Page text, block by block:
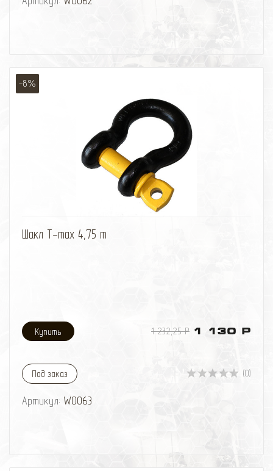
-8%
Шакл T-max 4,75 т
1 232,25 Р 1 130 Р
Под заказ (0)
Артикул: W0063